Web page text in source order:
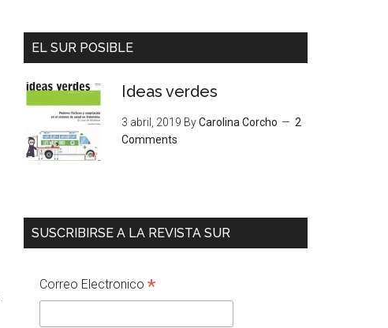
EL SUR POSIBLE
Ideas verdes
3 abril, 2019 ByCarolina Corcho
2
Comments
SUSCRIBIRSE A LA REVISTA SUR
Correo Electronico *